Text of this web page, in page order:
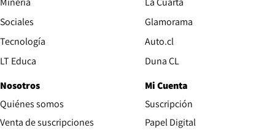
Sociales
Tecnología
LT Educa
Glamorama
Auto.cl
Duna CL
Nosotros
Quiénes somos
Venta de suscripciones
Mi Cuenta
Suscripción
Papel Digital